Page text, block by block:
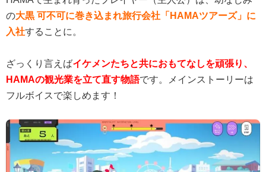
の大黒 可不可に巻き込まれ旅行会社「HAMAツアーズ」に
入社することに。
ざっくり言えばイケメンたちと共におもてなしを頑張り、
HAMAの観光業を立て直す物語です。メインストーリーは
フルボイスで楽しめます！